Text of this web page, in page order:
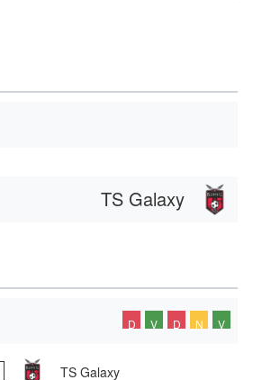
TS Galaxy
D V D N V
TS Galaxy